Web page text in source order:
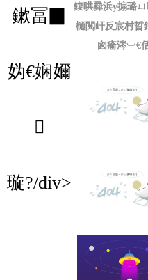
鏉冨▉
妫€娴嬭

璇?/div>
鍑哄彛浜у搧璐
樋閲屽反宸村晢
囪瘉涔︺€